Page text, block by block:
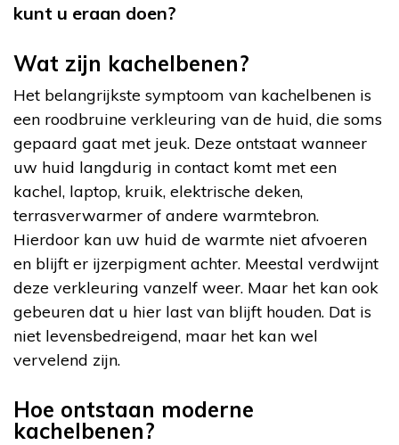
kunt u eraan doen?
Wat zijn kachelbenen?
Het belangrijkste symptoom van kachelbenen is
een roodbruine verkleuring van de huid, die soms
gepaard gaat met jeuk. Deze ontstaat wanneer
uw huid langdurig in contact komt met een
kachel, laptop, kruik, elektrische deken,
terrasverwarmer of andere warmtebron.
Hierdoor kan uw huid de warmte niet afvoeren
en blijft er ijzerpigment achter. Meestal verdwijnt
deze verkleuring vanzelf weer. Maar het kan ook
gebeuren dat u hier last van blijft houden. Dat is
niet levensbedreigend, maar het kan wel
vervelend zijn.
Hoe ontstaan moderne
kachelbenen?